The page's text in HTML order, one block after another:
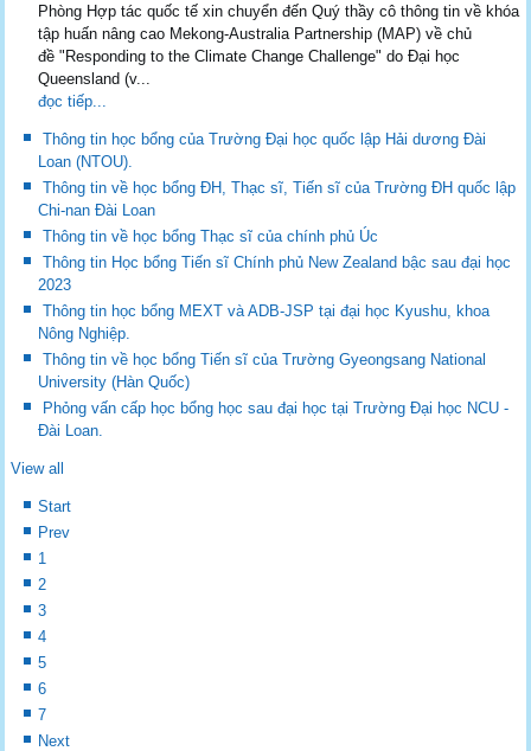
Phòng Hợp tác quốc tế xin chuyển đến Quý thầy cô thông tin về khóa
tập huấn nâng cao Mekong-Australia Partnership (MAP) về chủ
đề "Responding to the Climate Change Challenge" do Đại học
Queensland (v...
đọc tiếp...
Thông tin học bổng của Trường Đại học quốc lập Hải dương Đài
Loan (NTOU).
Thông tin về học bổng ĐH, Thạc sĩ, Tiến sĩ của Trường ĐH quốc lập
Chi-nan Đài Loan
Thông tin về học bổng Thạc sĩ của chính phủ Úc
Thông tin Học bổng Tiến sĩ Chính phủ New Zealand bậc sau đại học
2023
Thông tin học bổng MEXT và ADB-JSP tại đại học Kyushu, khoa
Nông Nghiệp.
Thông tin về học bổng Tiến sĩ của Trường Gyeongsang National
University (Hàn Quốc)
Phỏng vấn cấp học bổng học sau đại học tại Trường Đại học NCU -
Đài Loan.
View all
Start
Prev
1
2
3
4
5
6
7
Next